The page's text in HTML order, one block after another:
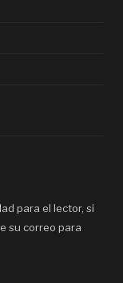
para el lector, si
su correo para